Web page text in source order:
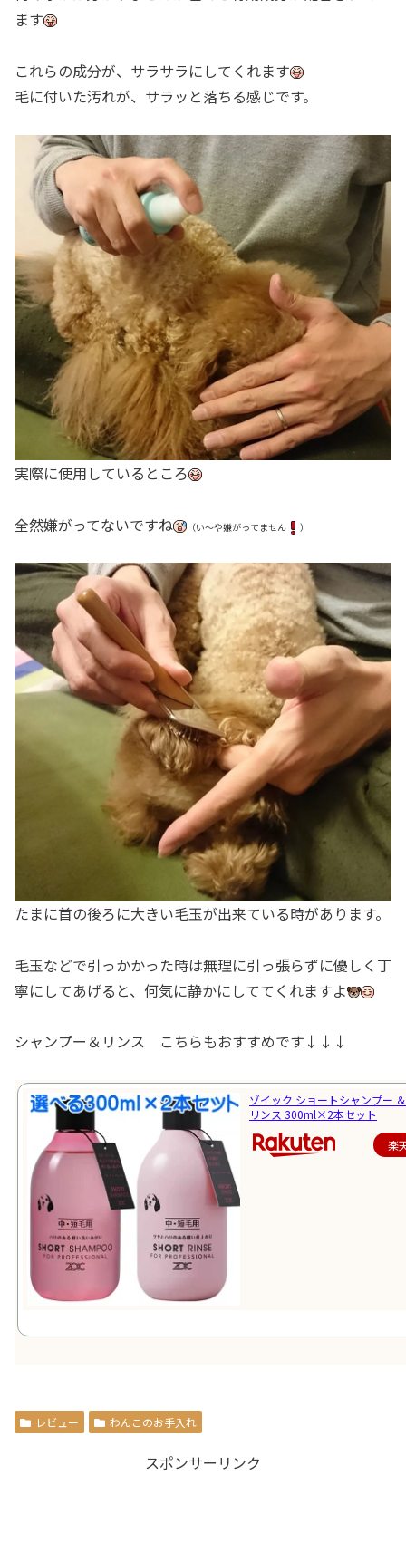
ます
これらの成分が、サラサラにしてくれます
毛に付いた汚れが、サラッと落ちる感じです。
実際に使用しているところ
全然嫌がってないですね （い～や嫌がってません ）
たまに首の後ろに大きい毛玉が出来ている時があります。
毛玉などで引っかかった時は無理に引っ張らずに優しく丁
寧にしてあげると、何気に静かにしててくれますよ
シャンプー＆リンス こちらもおすすめです↓↓↓
ゾイック ショートシャンプー
リンス 300ml×2本セット
楽
レビュー わんこのお手入れ
スポンサーリンク